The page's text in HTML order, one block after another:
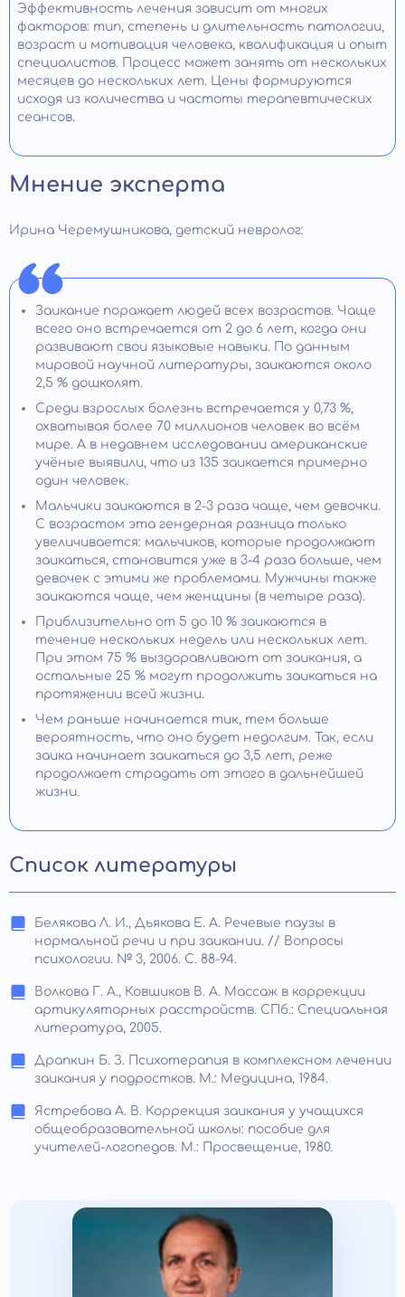
Эффективность лечения зависит от многих
факторов: тип, степень и длительность патологии,
возраст и мотивация человека, квалификация и опыт
специалистов. Процесс может занять от нескольких
месяцев до нескольких лет. Цены формируются
исходя из количества и частоты терапевтических
сеансов.
Мнение эксперта
Ирина Черемушникова, детский невролог:
Заикание поражает людей всех возрастов. Чаще
всего оно встречается от 2 до 6 лет, когда они
развивают свои языковые навыки. По данным
мировой научной литературы, заикаются около
2,5 % дошколят.
Среди взрослых болезнь встречается у 0,73 %,
охватывая более 70 миллионов человек во всём
мире. А в недавнем исследовании американские
учёные выявили, что из 135 заикается примерно
один человек.
Мальчики заикаются в 2-3 раза чаще, чем девочки.
С возрастом эта гендерная разница только
увеличивается: мальчиков, которые продолжают
заикаться, становится уже в 3-4 раза больше, чем
девочек с этими же проблемами. Мужчины также
заикаются чаще, чем женщины (в четыре раза).
Приблизительно от 5 до 10 % заикаются в
течение нескольких недель или нескольких лет.
При этом 75 % выздоравливают от заикания, а
остальные 25 % могут продолжить заикаться на
протяжении всей жизни.
Чем раньше начинается тик, тем больше
вероятность, что оно будет недолгим. Так, если
заика начинает заикаться до 3,5 лет, реже
продолжает страдать от этого в дальнейшей
жизни.
Список литературы
Белякова Л. И., Дьякова Е. А. Речевые паузы в
нормальной речи и при заикании. // Вопросы
психологии. № 3, 2006. С. 88-94.
Волкова Г. А., Ковшиков В. А. Массаж в коррекции
артикуляторных расстройств. СПб.: Специальная
литература, 2005.
Драпкин Б. З. Психотерапия в комплексном лечении
заикания у подростков. М.: Медицина, 1984.
Ястребова А. В. Коррекция заикания у учащихся
общеобразовательной школы: пособие для
учителей-логопедов. М.: Просвещение, 1980.